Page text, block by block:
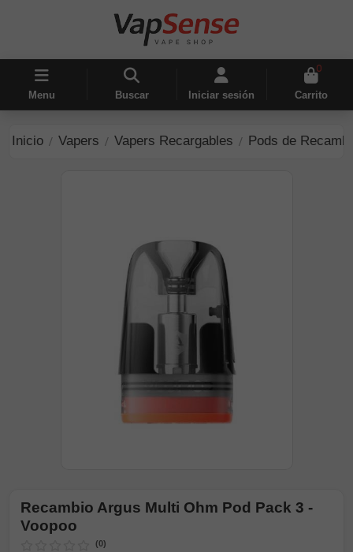
Menu Buscar Iniciar sesión
0
Carrito
Inicio Vapers Vapers Recargables Pods de
Recambio Argus Multi Ohm Pod Pack 3 -
Voopoo
(0)